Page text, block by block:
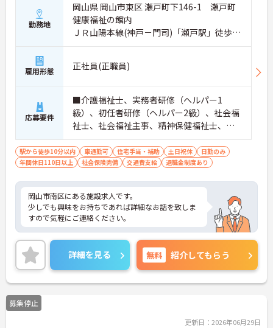
勤務地
岡山県 岡山市東区 瀬戸町下146-1 瀬戸町
健康福祉の館内
ＪＲ山陽本線(神戸－門司)「瀬戸駅」徒歩7
分
雇用形態 正社員(正職員)
応募要件
■介護福祉士、実務者研修（ヘルパー1
級）、初任者研修（ヘルパー2級）、社会福
祉士、社会福祉主事、精神保健福祉士、の
いずれか ■普通自動車運転免許（AT限定
可）
駅から徒歩10分以内 車通勤可 住宅手当・補助 土日祝休
日勤のみ
年間休日110日以上
社会保険完備 交通費支給 退職金制度あり
岡山市南区にある施設求人です。
少しでも興味をお持ちであれば詳細なお話を致しま
すので気軽にご連絡ください。
詳細を見る 無料 紹介してもらう
募集停止
更新日：2026年06月29日